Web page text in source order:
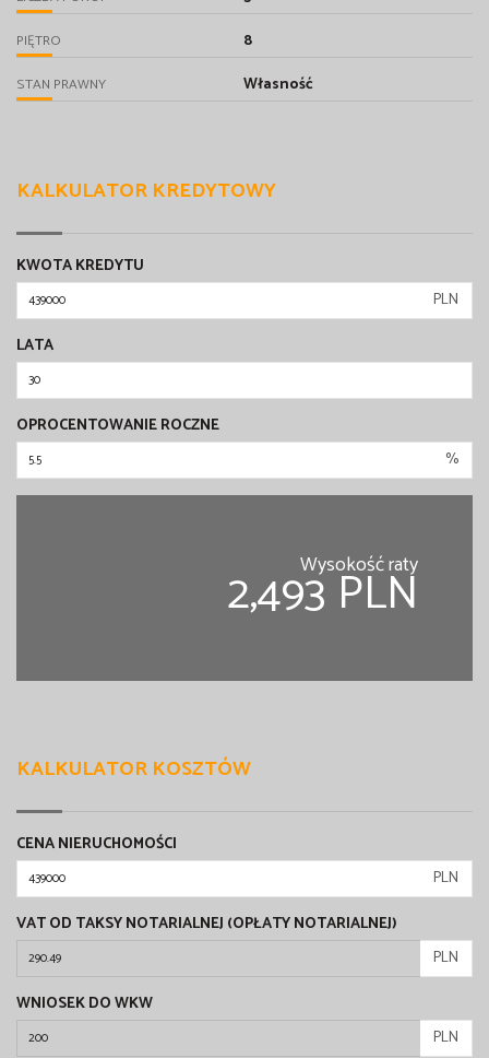
PIĘTRO 8
STAN PRAWNY Własność
KALKULATOR KREDYTOWY
KWOTA KREDYTU
PLN
LATA
OPROCENTOWANIE ROCZNE
%
Wysokość raty
2,493 PLN
KALKULATOR KOSZTÓW
CENA NIERUCHOMOŚCI
PLN
VAT OD TAKSY NOTARIALNEJ (OPŁATY NOTARIALNEJ)
PLN
WNIOSEK DO WKW
PLN